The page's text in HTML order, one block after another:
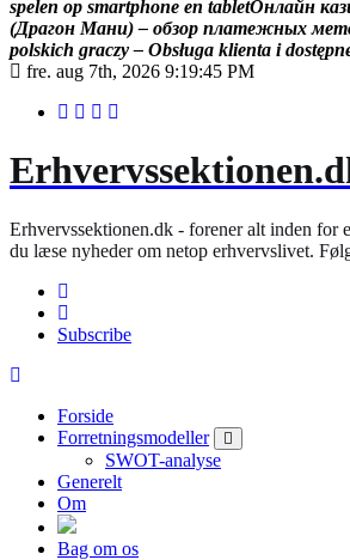
spelen op smartphone en tabletОнлайн каз
(Драгон Мани) – обзор платежных мет
polskich graczy – Obsługa klienta i dostępn
fre. aug 7th, 2026 9:19:46 PM
Erhvervssektionen.dk - forener alt inden for
du læse nyheder om netop erhvervslivet.
Subscribe
Forside
Forretningsmodeller
SWOT-analyse
Generelt
Om
Bag om os